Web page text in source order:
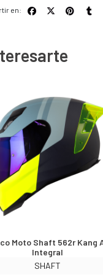
en:
Moto Shaft 562r Kang
Integral
SHAFT